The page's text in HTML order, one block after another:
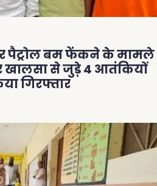
पैट्रोल बम फेंकने के मामले
खालसा से जुड़े 4 आतंकियों
गिरफ्तार